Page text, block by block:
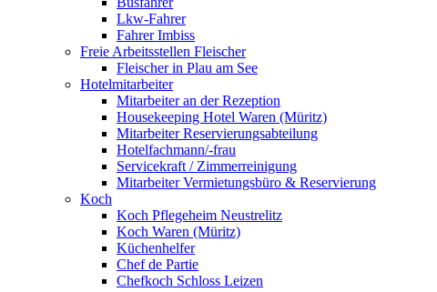
Lkw-Fahrer
Fahrer Imbiss
Freie Arbeitsstellen Fleischer
Fleischer in Plau am See
Hotelmitarbeiter
Mitarbeiter an der Rezeption
Housekeeping Hotel Waren (Müritz)
Mitarbeiter Reservierungsabteilung
Hotelfachmann/-frau
Servicekraft / Zimmerreinigung
Mitarbeiter Vermietungsbüro & Reservierung
Koch
Koch Pflegeheim Neustrelitz
Koch Waren (Müritz)
Küchenhelfer
Chef de Partie
Chefkoch Schloss Leizen